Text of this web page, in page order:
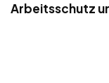
Arbeitsschutz